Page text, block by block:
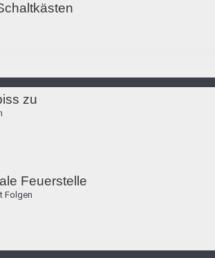
zu
Feuerstelle
Folgen